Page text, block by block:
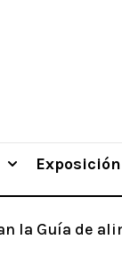
Exposición
la Guía de